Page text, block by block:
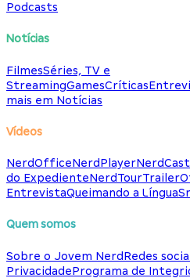
Podcasts
Notícias
FilmesSéries, TV e
StreamingGamesCríticas
mais em Notícias
Vídeos
NerdOfficeNerdPlayer
do ExpedienteNerdTour
EntrevistaQueimando a Língua
Quem somos
Sobre o Jovem NerdRedes
PrivacidadePrograma de